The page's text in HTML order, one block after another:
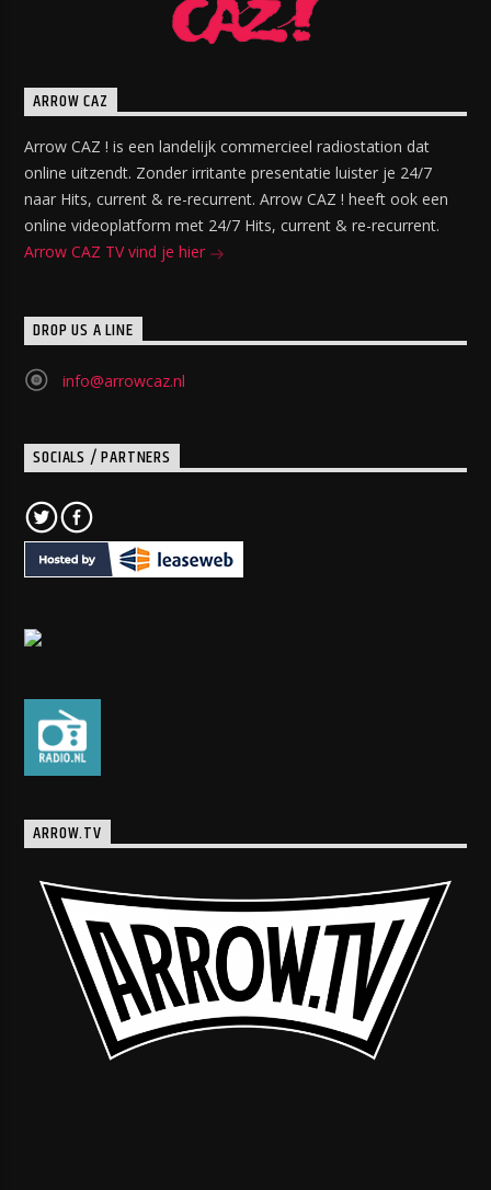
ARROW CAZ
Arrow CAZ ! is een landelijk commercieel radiostation dat
online uitzendt. Zonder irritante presentatie luister je 24/7
naar Hits, current & re-recurrent. Arrow CAZ ! heeft ook een
online videoplatform met 24/7 Hits, current & re-recurrent.
Arrow CAZ TV vind je hier
DROP US A LINE
info@arrowcaz.nl
SOCIALS / PARTNERS
ARROW.TV